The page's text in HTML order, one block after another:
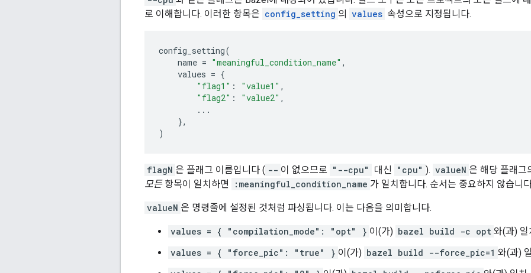
로 이해합니다. 이러한 항목은 config_setting 의 values 속성으로 지정됩니다.
config_setting(
name = "meaningful_condition_name" ,
values = {
"flag1" : "value1" ,
"flag2" : "value2" ,
...
},
)
flagN 은 플래그 이름입니다 ( -- 이 없으므로 "--cpu" 대신 "cpu" ). valueN 은 해당 플래그
모든항목이 일치하면 :meaningful_condition_name 가 일치합니다. 순서는 중요하지 않습니
valueN 은 명령줄에 설정된 것처럼 파싱됩니다. 이는 다음을 의미합니다.
values = { "compilation_mode": "opt" } 이(가) bazel build -c opt 와(과) 일
values = { "force_pic": "true" } 이(가) bazel build --force_pic=1 와(과)